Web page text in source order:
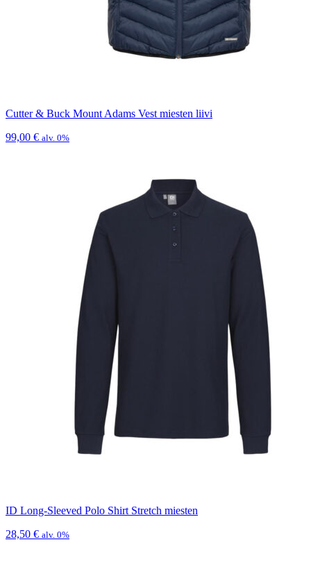
Cutter & Buck Mount Adams Vest miesten liivi
99,00 € alv. 0%
ID Long-Sleeved Polo Shirt Stretch miesten
28,50 € alv. 0%